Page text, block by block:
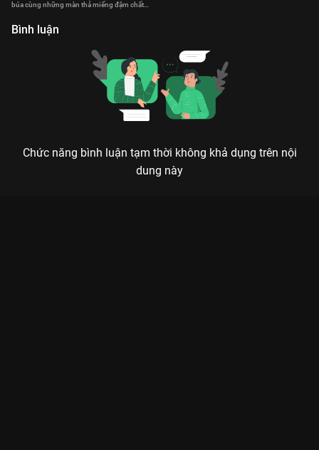
búa cùng những màn thả miếng đậm chất
Bình luận
Chức năng bình luận tạm thời không khả dụng trên nội
dung này